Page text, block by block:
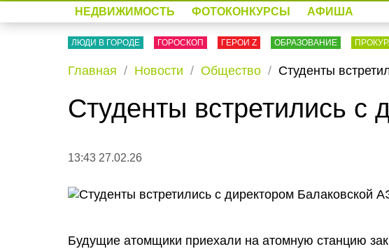
НЕДВИЖИМОСТЬ ФОТОКОНКУРСЫ АФИША
ЛЮДИ В ГОРОДЕ ГОРОСКОП ГЕРОИ Z ОБРАЗОВАНИЕ
Главная Новости Общество Студенты
Студенты встретились с
13:43 27.02.26
Будущие атомщики приехали на атомную станцию